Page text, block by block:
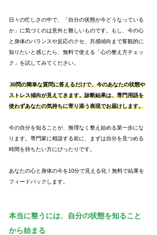
日々の忙しさの中で、「自分の状態が今どうなっている
か」に気づくのは意外と難しいものです。もし、今の心
と身体のバランスや反応のクセ、共感傾向まで客観的に
知りたいと感じたら、無料で使える「心の整え方チェッ
ク」を試してみてください。
30問の簡単な質問に答えるだけで、今のあなたの状態や
ストレス傾向が見えてきます。診断結果は、専門用語を
使わずあなたの気持ちに寄り添う表現でお届けします。
今の自分を知ることが、無理なく整え始める第一歩にな
ります。専門家に相談する前に、まずは自分を見つめる
時間を持ちたい方にぴったりです。
あなたの心と身体の今を10分で見える化！無料で結果を
フィードバックします。
本当に整うには、自分の状態を知ること
から始まる